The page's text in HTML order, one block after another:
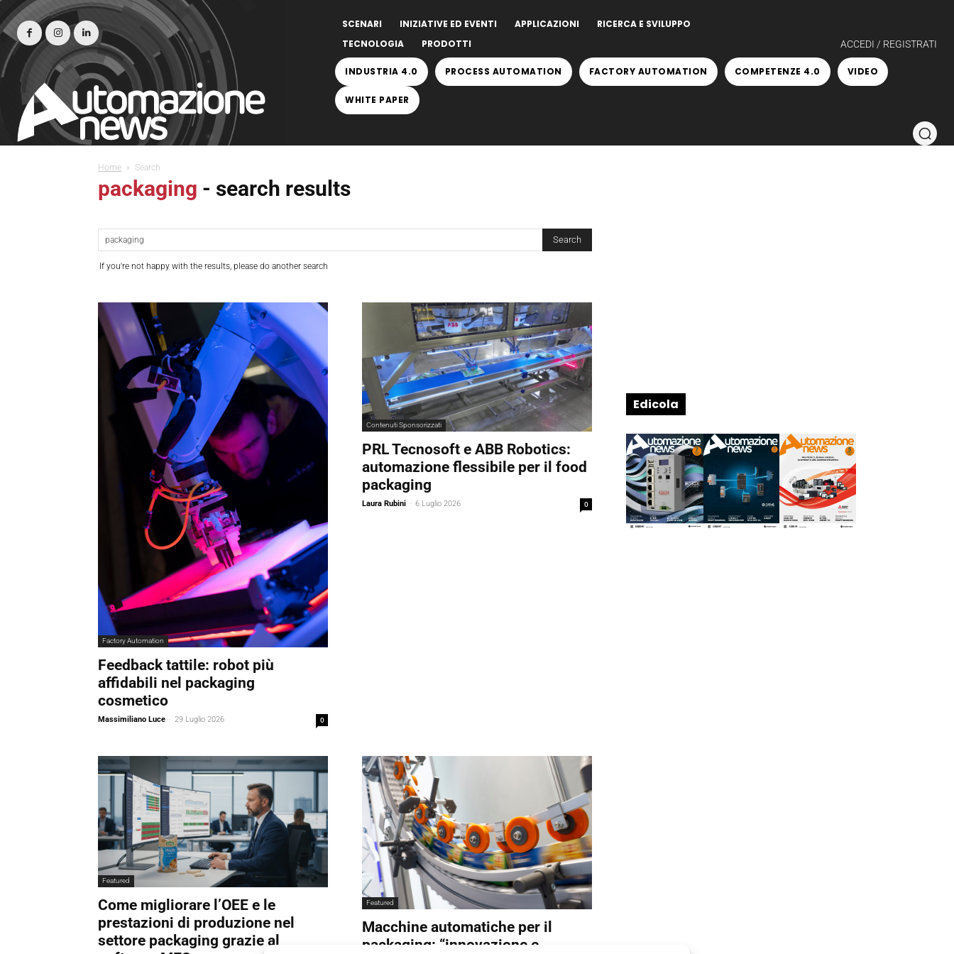
SCENARI INIZIATIVE ED EVENTI APPLICAZIONI
RICERCA E SVILUPPO
TECNOLOGIA
PRODOTTI ACCEDI / REGISTRATI
INDUSTRIA 4.0 PROCESS AUTOMATION FACTORY AUTOMATION COMPETENZE 4.0 VIDEO
WHITE PAPER
Home Search
packaging - search results
If you're not happy with the results, please do another search
Factory Automation
Feedback tattile: robot più
affidabili nel packaging
cosmetico
Massimiliano Luce - 29 Luglio 2026 0
Contenuti Sponsorizzati
PRL Tecnosoft e ABB Robotics:
automazione flessibile per il food
packaging
Laura Rubini - 6 Luglio 2026 0
Featured
Come migliorare l’OEE e le
prestazioni di produzione nel
settore packaging grazie al
Featured
Macchine automatiche per il
packaging: “innovazione e
Edicola